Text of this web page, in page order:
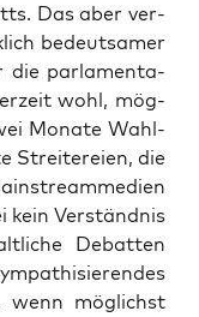
Das aber ver­
bedeut­sa­mer
die par­la­men­ta­
wohl, mög­
Mona­te Wahl­
Strei­te­rei­en, die
kein Ver­ständ­nis
Debat­ten
mög­lichst